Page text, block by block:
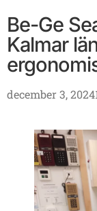
Be-Ge
Kalmar
december 3, 2024